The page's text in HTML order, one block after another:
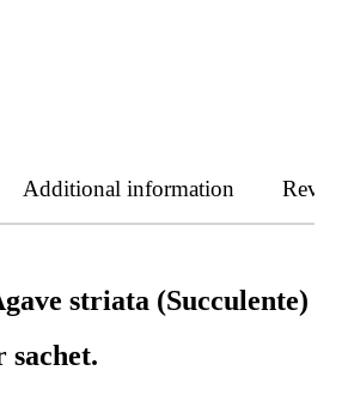
Additional information
striata (Succulente)
sachet.